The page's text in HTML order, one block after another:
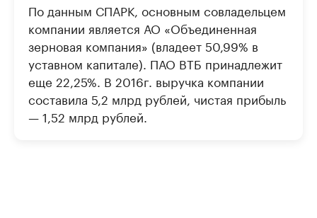
По данным СПАРК, основным совладельцем
компании является АО «Объединенная
зерновая компания» (владеет 50,99% в
уставном капитале). ПАО ВТБ принадлежит
еще 22,25%. В 2016г. выручка компании
составила 5,2 млрд рублей, чистая прибыль
— 1,52 млрд рублей.